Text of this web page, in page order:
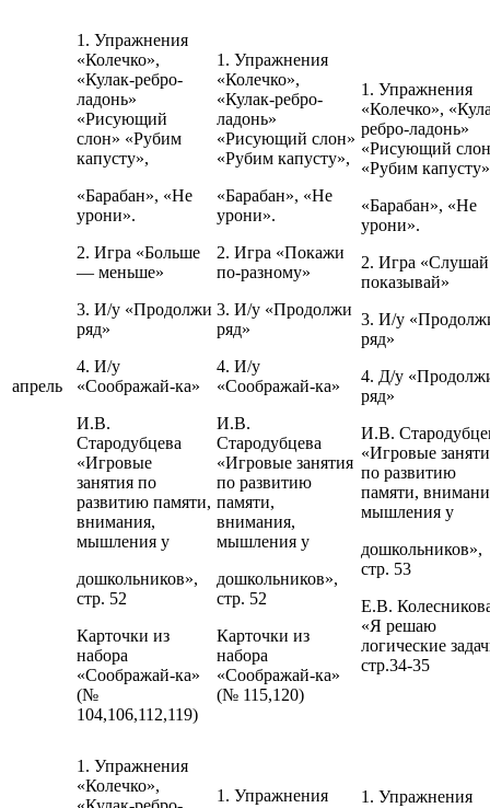
апрель
1. Упражнения
«Колечко»,
«Кулак-ребро-
ладонь»
«Рисующий
слон» «Рубим
капусту»,
«Барабан», «Не
урони».
2. Игра «Больше
— меньше»
3. И/у «Продолжи
ряд»
4. И/у
«Соображай-ка»
И.В.
Стародубцева
«Игровые
занятия по
развитию памяти,
внимания,
мышления у
дошкольников»,
стр. 52
Карточки из
набора
«Соображай-ка»
(№
104,106,112,119)
1. Упражнения
«Колечко»,
«Кулак-ребро-
ладонь»
«Рисующий слон»
«Рубим капусту»,
«Барабан», «Не
урони».
2. Игра «Покажи
по-разному»
3. И/у «Продолжи
ряд»
4. И/у
«Соображай-ка»
И.В.
Стародубцева
«Игровые занятия
по развитию
памяти,
внимания,
мышления у
дошкольников»,
стр. 52
Карточки из
набора
«Соображай-ка»
(№ 115,120)
1. Упражнения
«Колечко»,
ребро-ладонь»
«Рисующий
«Рубим
«Барабан», «Не
урони».
2. Игра
показывай»
3. И/у
ряд»
4. Д/у
ряд»
И.В.
«Игровые
по развитию
памяти,
мышления у
дошкольников»,
стр. 53
Е.В.
«Я решаю
логические
стр.34-35
1. Упражнения
«Колечко»,
1. Упражнения
1. Упражнения